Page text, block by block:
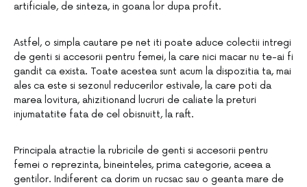
artificiale, de sinteza, in goana lor dupa profit.
Astfel, o simpla cautare pe net iti poate aduce colectii intregi
de genti si accesorii pentru femei, la care nici macar nu te-ai fi
gandit ca exista. Toate acestea sunt acum la dispozitia ta, mai
ales ca este si sezonul reducerilor estivale, la care poti da
marea lovitura, ahizitionand lucruri de caliate la preturi
injumatatite fata de cel obisnuitt, la raft.
Principala atractie la rubricile de genti si accesorii pentru
femei o reprezinta, bineinteles, prima categorie, aceea a
gentilor. Indiferent ca dorim un rucsac sau o geanta mare de